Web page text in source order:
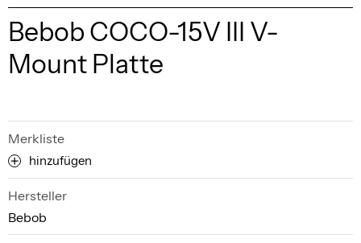
Bebob COCO-15V III V-
Mount Platte
Merkliste
hinzufügen
Hersteller
Bebob